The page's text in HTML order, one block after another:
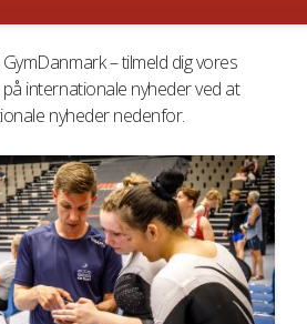
– tilmeld dig vores
internationale nyheder ved at
nyheder nedenfor.